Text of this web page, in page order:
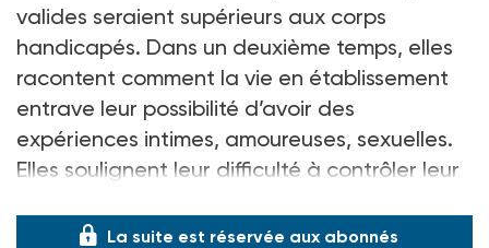
valides seraient supérieurs aux corps
handicapés. Dans un deuxième temps, elles
racontent comment la vie en établissement
entrave leur possibilité d’avoir des
expériences intimes, amoureuses, sexuelles.
Elles soulignent leur difficulté à contrôler leur
La suite est réservée aux abonnés